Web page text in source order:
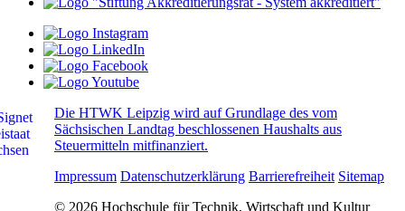
Die HTWK Leipzig wird auf Grundlage des vom
Sächsischen Landtag beschlossenen Haushalts aus
Steuermitteln mitfinanziert.
Impressum Datenschutzerklärung Barrierefreiheit Sitemap
© 2026 Hochschule für Technik, Wirtschaft und Kultur